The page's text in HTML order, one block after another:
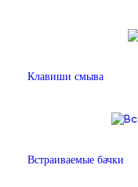
Клавиши смыва
Встраиваемые бачки